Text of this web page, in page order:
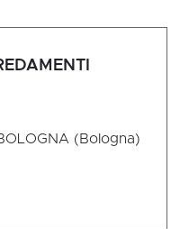
(Bologna)